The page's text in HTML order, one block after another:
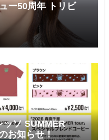
ー50周年 トリビ
ッソ SUMMER
お知らせ！